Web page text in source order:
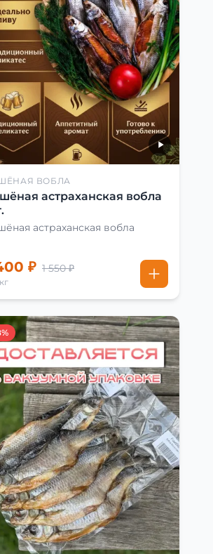
ВОБЛА
астраханская вобла
астраханская вобла
₽ 1 550 ₽